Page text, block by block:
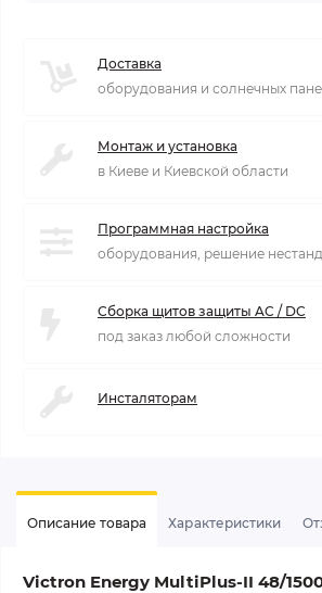
Доставка
оборудования и солнечных
Монтаж и установка
в Киеве и Киевской области
Программная настройка
оборудования, решение
Сборка щитов защиты AC / DC
под заказ любой сложности
Инсталяторам
Описание товара Характеристики
Victron Energy MultiPlus-II 48/